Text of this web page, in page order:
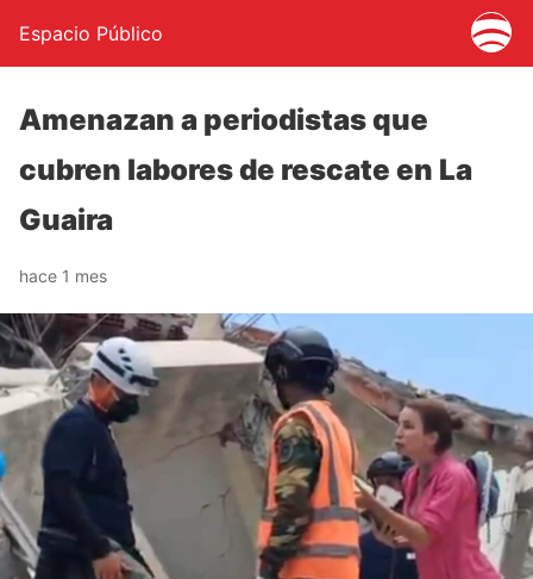
Espacio Público
Amenazan a periodistas que
cubren labores de rescate en La
Guaira
hace 1 mes